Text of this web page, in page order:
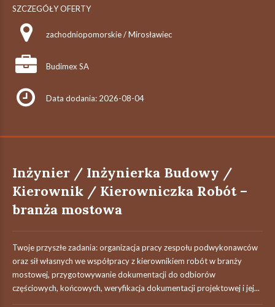
SZCZEGÓŁY OFERTY
zachodniopomorskie / Mirosławiec
Budimex SA
Data dodania: 2026-08-04
Inżynier / Inżynierka Budowy /
Kierownik / Kierowniczka Robót –
branża mostowa
Twoje przyszłe zadania:‎ organizacja pracy zespołu podwykonawców
oraz sił własnych we współpracy z ‎kierownikiem robót w branży
mostowej,‎ przygotowywanie dokumentacji do odbiorów
częściowych, końcowych, weryfikacja dokumentacji projektowej i jej...